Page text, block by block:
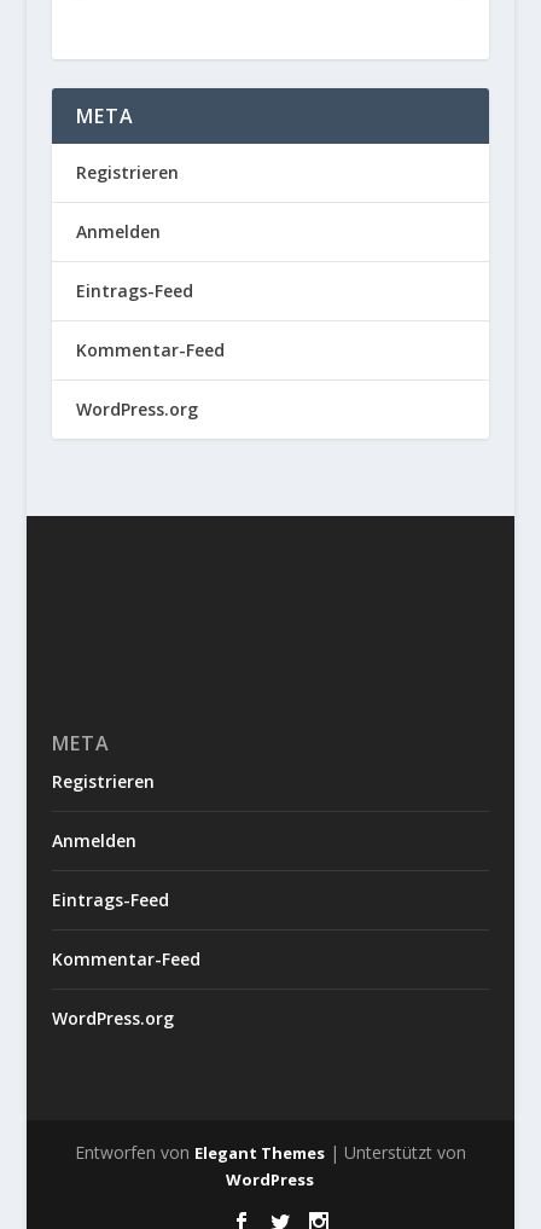
META
Registrieren
Anmelden
Eintrags-Feed
Kommentar-Feed
WordPress.org
META
Registrieren
Anmelden
Eintrags-Feed
Kommentar-Feed
WordPress.org
Entworfen von Elegant Themes| Unterstützt von
WordPress